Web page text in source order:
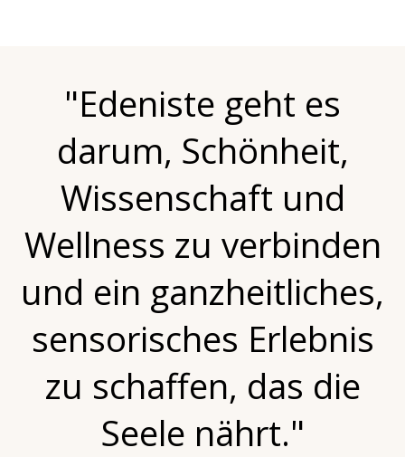
"Edeniste geht es
darum, Schönheit,
Wissenschaft und
Wellness zu verbinden
und ein ganzheitliches,
sensorisches Erlebnis
zu schaffen, das die
Seele nährt."